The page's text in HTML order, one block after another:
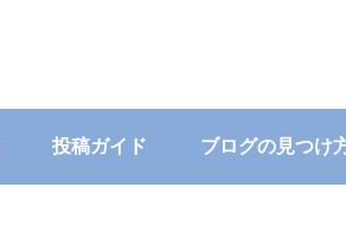
投稿ガイド ブログの見つけ